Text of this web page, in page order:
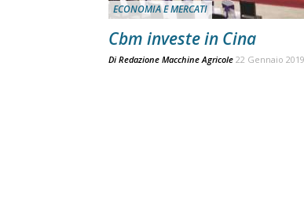
ECONOMIA E MERCATI
Cbm investe in Cina
Di Redazione Macchine Agricole 22 Gennaio 2019